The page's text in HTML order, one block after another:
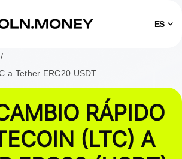
ES
a Tether ERC20 USDT
RÁPIDO
(LTC) A